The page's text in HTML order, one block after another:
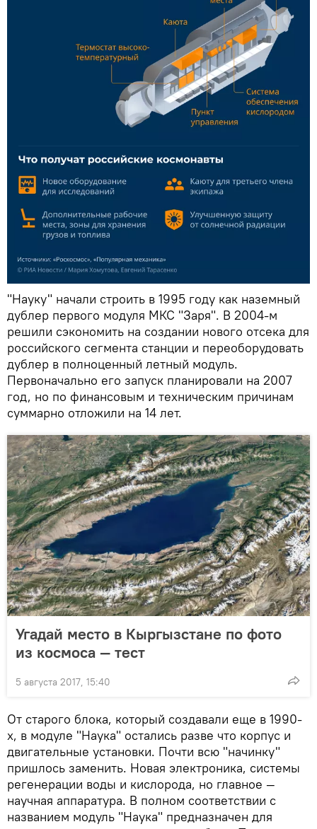
"Науку" начали строить в 1995 году как наземный
дублер первого модуля МКС "Заря". В 2004-м
решили сэкономить на создании нового отсека для
российского сегмента станции и переоборудовать
дублер в полноценный летный модуль.
Первоначально его запуск планировали на 2007
год, но по финансовым и техническим причинам
суммарно отложили на 14 лет.
Угадай место в Кыргызстане по фото
из космоса — тест
5 августа 2017, 15:40
От старого блока, который создавали еще в 1990-
х, в модуле "Наука" остались разве что корпус и
двигательные установки. Почти всю "начинку"
пришлось заменить. Новая электроника, системы
регенерации воды и кислорода, но главное —
научная аппаратура. В полном соответствии с
названием модуль "Наука" предназначен для